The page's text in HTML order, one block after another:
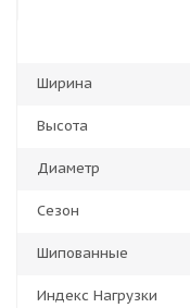
Ширина
Высота
Диаметр
Сезон
Шипованные
Индекс Нагрузки